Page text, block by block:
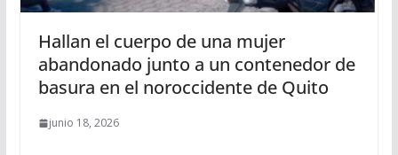
Hallan el cuerpo de una mujer
abandonado junto a un contenedor de
basura en el noroccidente de Quito
junio 18, 2026